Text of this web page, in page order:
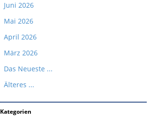
Juni 2026
Mai 2026
April 2026
März 2026
Das Neueste ...
Älteres ...
Kategorien